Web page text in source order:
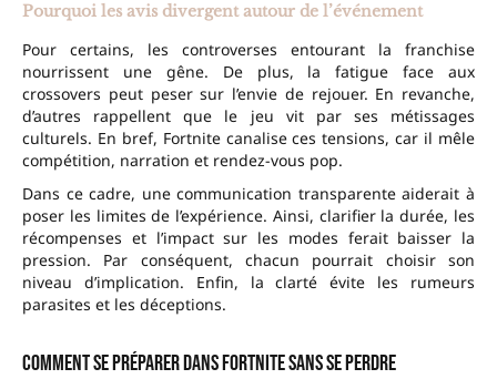
Pourquoi les avis divergent autour de l’événement
Pour certains, les controverses entourant la franchise
nourrissent une gêne. De plus, la fatigue face aux
crossovers peut peser sur l’envie de rejouer. En revanche,
d’autres rappellent que le jeu vit par ses métissages
culturels. En bref, Fortnite canalise ces tensions, car il mêle
compétition, narration et rendez-vous pop.
Dans ce cadre, une communication transparente aiderait à
poser les limites de l’expérience. Ainsi, clarifier la durée, les
récompenses et l’impact sur les modes ferait baisser la
pression. Par conséquent, chacun pourrait choisir son
niveau d’implication. Enfin, la clarté évite les rumeurs
parasites et les déceptions.
Comment se préparer dans Fortnite sans se perdre